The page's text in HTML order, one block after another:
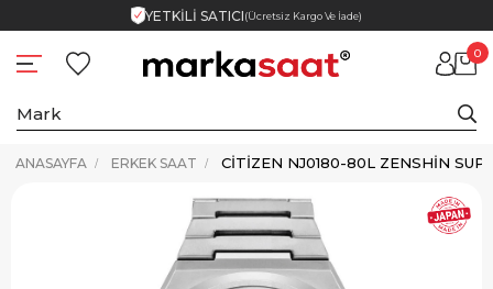
YETKİLİ SATICI(Ücretsiz Kargo Ve İade)
0
ANASAYFA ERKEK SAAT